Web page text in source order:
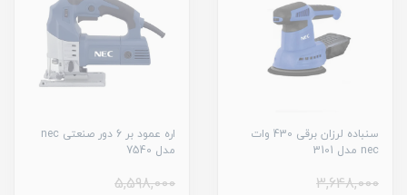
سنباده لرزان برقی 430 وات
nec مدل 3101
3,648,000
اره عمود بر 6 دور صنعتی nec
مدل 7540
5,598,000